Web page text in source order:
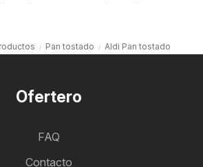
Pan tostado Aldi Pan tostado
Ofertero
FAQ
Contacto